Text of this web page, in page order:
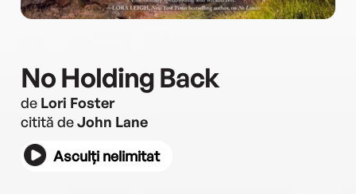
No Holding Back
de Lori Foster
citită deJohn Lane
Asculți nelimitat